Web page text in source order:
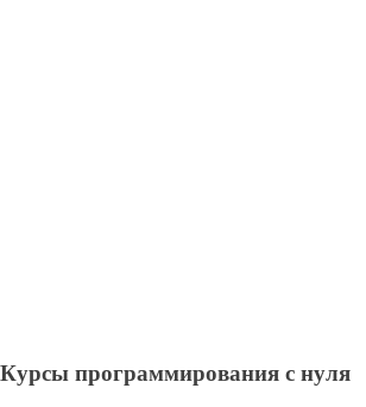
Курсы программирования с нуля